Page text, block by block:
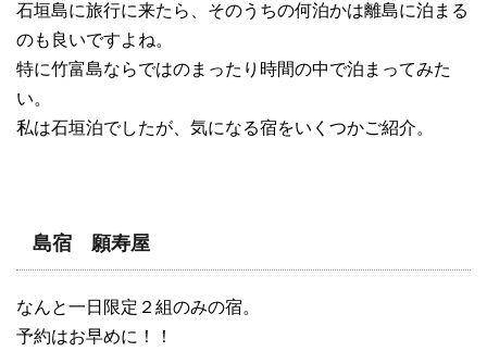
石垣島に旅行に来たら、そのうちの何泊かは離島に泊まる
のも良いですよね。
特に竹富島ならではのまったり時間の中で泊まってみた
い。
私は石垣泊でしたが、気になる宿をいくつかご紹介。
島宿 願寿屋
なんと一日限定２組のみの宿。
予約はお早めに！！